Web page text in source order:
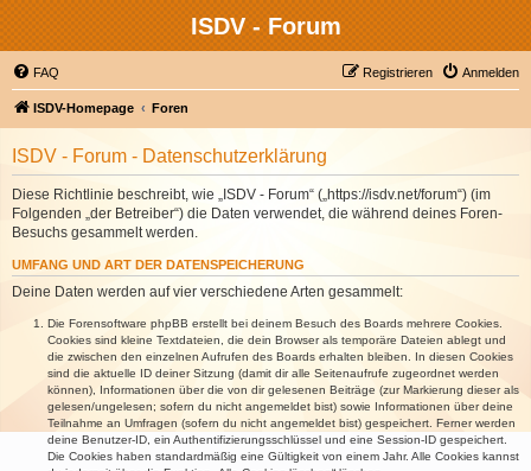
ISDV - Forum
FAQ Anmelden
Registrieren
ISDV-Homepage Foren
ISDV - Forum - Datenschutzerklärung
Diese Richtlinie beschreibt, wie „ISDV - Forum“ („https://isdv.net/forum“) (im
Folgenden „der Betreiber“) die Daten verwendet, die während deines Foren-
Besuchs gesammelt werden.
UMFANG UND ART DER DATENSPEICHERUNG
Deine Daten werden auf vier verschiedene Arten gesammelt:
Die Forensoftware phpBB erstellt bei deinem Besuch des Boards mehrere Cookies.
Cookies sind kleine Textdateien, die dein Browser als temporäre Dateien ablegt und
die zwischen den einzelnen Aufrufen des Boards erhalten bleiben. In diesen Cookies
sind die aktuelle ID deiner Sitzung (damit dir alle Seitenaufrufe zugeordnet werden
können), Informationen über die von dir gelesenen Beiträge (zur Markierung dieser als
gelesen/ungelesen; sofern du nicht angemeldet bist) sowie Informationen über deine
Teilnahme an Umfragen (sofern du nicht angemeldet bist) gespeichert. Ferner werden
deine Benutzer-ID, ein Authentifizierungsschlüssel und eine Session-ID gespeichert.
Die Cookies haben standardmäßig eine Gültigkeit von einem Jahr. Alle Cookies kannst